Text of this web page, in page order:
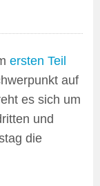
ersten Teil
auf
es sich um
und
die